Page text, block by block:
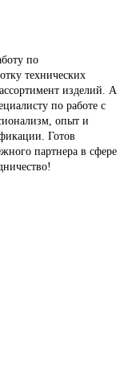
по
технических
изделий. А
по работе с
опыт и
Готов
партнера в сфере